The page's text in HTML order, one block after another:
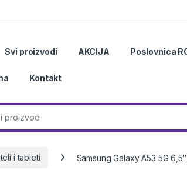
Svi proizvodi AKCIJA Poslovnica
Kontakt
i tableti Samsung Galaxy A53 5G